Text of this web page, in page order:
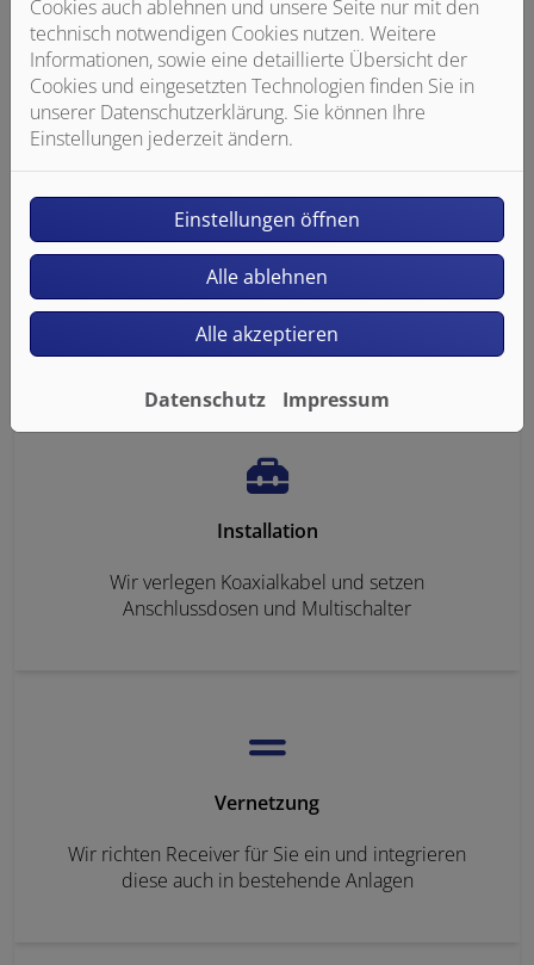
Unsere Techniker liefern und montieren die
Satellitenschüssel
Planung
Ihre Antenne wird für optimalen Empfang
ausgerichtet
Installation
Wir verlegen Koaxialkabel und setzen
Anschlussdosen und Multischalter
Vernetzung
Wir richten Receiver für Sie ein und integrieren
diese auch in bestehende Anlagen
Cookies auch ablehnen und unsere Seite nur mit den
technisch notwendigen Cookies nutzen. Weitere
Informationen, sowie eine detaillierte Übersicht der
Cookies und eingesetzten Technologien finden Sie in
unserer Datenschutzerklärung. Sie können Ihre
Einstellungen jederzeit ändern.
Einstellungen öffnen
Alle ablehnen
Alle akzeptieren
Datenschutz Impressum